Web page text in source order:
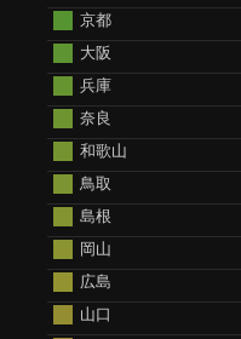
京都
大阪
兵庫
奈良
和歌山
鳥取
島根
岡山
広島
山口